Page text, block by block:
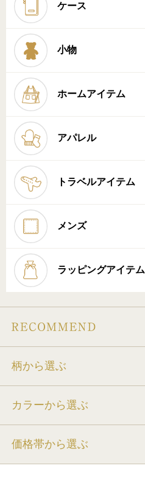
ケース
小物
ホームアイテム
アパレル
トラベルアイテム
メンズ
ラッピングアイテム
柄から選ぶ
カラーから選ぶ
価格帯から選ぶ